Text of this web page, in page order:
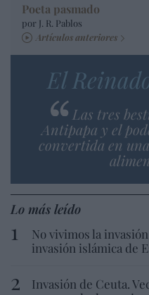
Poeta pasmado
por J. R. Pablos
Artículos anteriores
El
Las tres
Antipapa y el
convertida en
Lo más leído
No vivimos la
invasión islámica de
Invasión de Ceuta.